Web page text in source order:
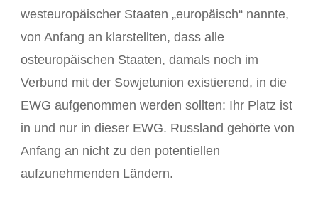
westeuropäischer Staaten „europäisch“ nannte,
von Anfang an klarstellten, dass alle
osteuropäischen Staaten, damals noch im
Verbund mit der Sowjetunion existierend, in die
EWG aufgenommen werden sollten: Ihr Platz ist
in und nur in dieser EWG. Russland gehörte von
Anfang an nicht zu den potentiellen
aufzunehmenden Ländern.